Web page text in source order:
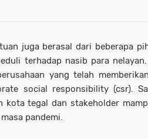
juga berasal dari beberapa
terhadap nasib para
yang telah
social responsibility (csr).
kota tegal dan stakeholder
pandemi.